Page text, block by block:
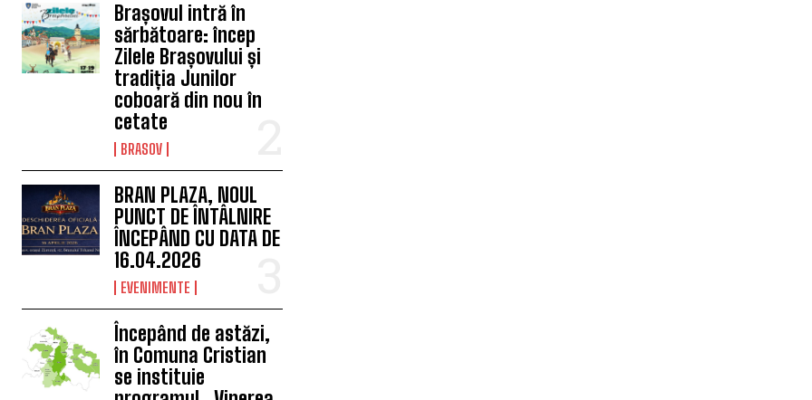
Brașovul intră în
sărbătoare: încep
Zilele Brașovului și
tradiția Junilor
coboară din nou în
cetate
BRASOV
BRAN PLAZA, NOUL
PUNCT DE ÎNTÂLNIRE
ÎNCEPÂND CU DATA DE
16.04.2026
EVENIMENTE
Începând de astăzi,
în Comuna Cristian
se instituie